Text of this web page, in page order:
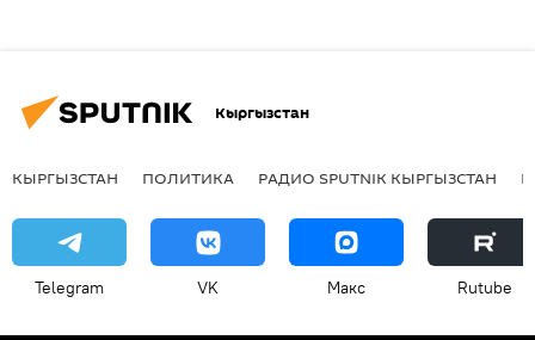
Кыргызстан
КЫРГЫЗСТАН ПОЛИТИКА РАДИО SPUTNIK КЫРГЫЗСТАН
Telegram VK Макс Rutube